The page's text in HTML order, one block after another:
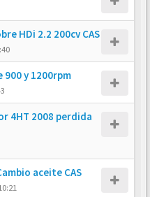
HDi 2.2 200cv CAS
900 y 1200rpm
4HT 2008 perdida
aceite CAS